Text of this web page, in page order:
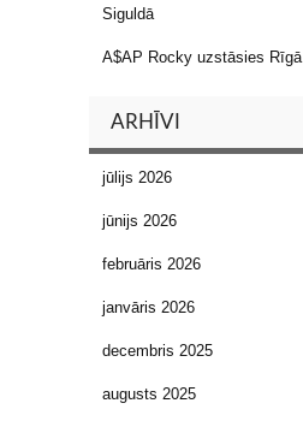
Siguldā
A$AP Rocky uzstāsies Rīgā
ARHĪVI
jūlijs 2026
jūnijs 2026
februāris 2026
janvāris 2026
decembris 2025
augusts 2025